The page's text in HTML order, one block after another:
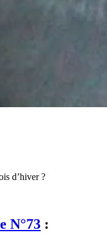
d’hiver ?
N°73 :